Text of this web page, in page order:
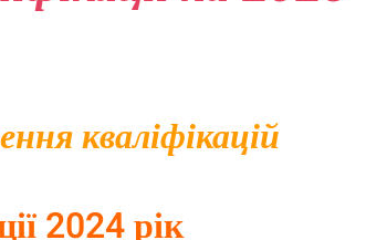
кваліфікацій
2024 рік